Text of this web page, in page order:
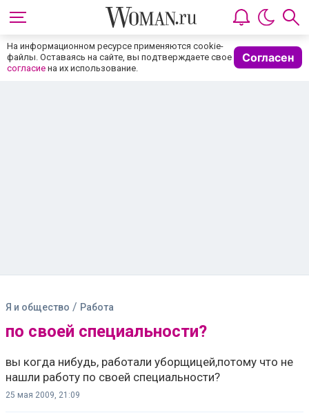
На информационном ресурсе применяются cookie-
файлы. Оставаясь на сайте, вы подтверждаете свое
согласие на их использование.
Согласен
Я и общество / Работа
по своей специальности?
вы когда нибудь, работали уборщицей,потому что не
нашли работу по своей специальности?
25 мая 2009, 21:09